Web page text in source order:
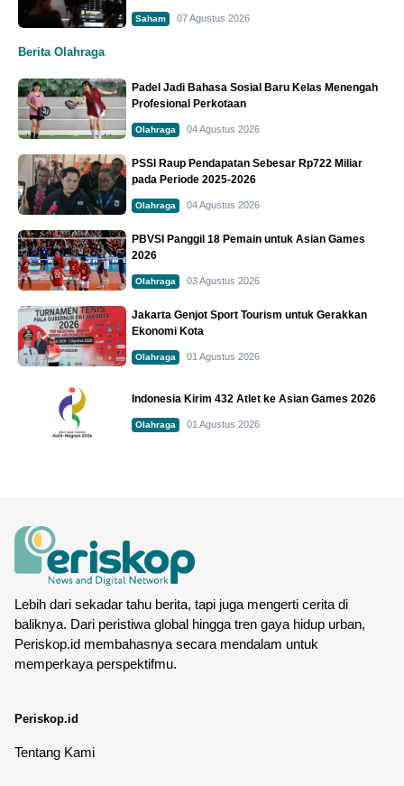
Saham 07 Agustus 2026
Berita Olahraga
Padel Jadi Bahasa Sosial Baru Kelas Menengah
Profesional Perkotaan
Olahraga 04 Agustus 2026
PSSI Raup Pendapatan Sebesar Rp722 Miliar
pada Periode 2025-2026
Olahraga 04 Agustus 2026
PBVSI Panggil 18 Pemain untuk Asian Games
2026
Olahraga 03 Agustus 2026
Jakarta Genjot Sport Tourism untuk Gerakkan
Ekonomi Kota
Olahraga 01 Agustus 2026
Indonesia Kirim 432 Atlet ke Asian Games 2026
Olahraga 01 Agustus 2026
Lebih dari sekadar tahu berita, tapi juga mengerti cerita di
baliknya. Dari peristiwa global hingga tren gaya hidup urban,
Periskop.id membahasnya secara mendalam untuk
memperkaya perspektifmu.
Periskop.id
Tentang Kami